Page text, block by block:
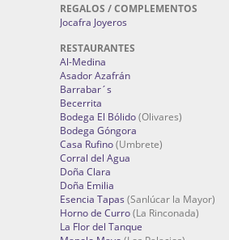
REGALOS / COMPLEMENTOS
Jocafra Joyeros
RESTAURANTES
Al-Medina
Asador Azafrán
Barrabar´s
Becerrita
Bodega El Bólido(Olivares)
Bodega Góngora
Casa Rufino(Umbrete)
Corral del Agua
Doña Clara
Doña Emilia
Esencia Tapas (Sanlúcar la Mayor)
Horno de Curro(La Rinconada)
La Flor del Tanque